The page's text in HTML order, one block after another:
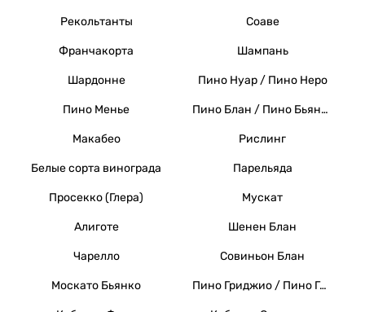
Рекольтанты Соаве
Франчакорта Шампань
Шардонне Пино Нуар / Пино Неро
Пино Менье Пино Блан / Пино Бьянко / Вайссер Бургундер
Макабео Рислинг
Белые сорта винограда Парельяда
Просекко (Глера) Мускат
Алиготе Шенен Блан
Чарелло Совиньон Блан
Москато Бьянко Пино Гриджио / Пино Гри